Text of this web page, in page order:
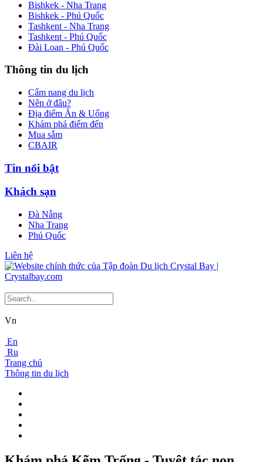
Bishkek - Nha Trang
Bishkek - Phú Quốc
Tashkent - Nha Trang
Tashkent - Phú Quốc
Đài Loan - Phú Quốc
Thông tin du lịch
Cẩm nang du lịch
Nên ở đâu?
Địa điểm Ăn & Uống
Khám phá điểm đến
Mua sắm
CBAIR
Tin nổi bật
Khách sạn
Đà Nẵng
Nha Trang
Phú Quốc
Liên hệ
Vn
En
Ru
Trang chủ
Thông tin du lịch